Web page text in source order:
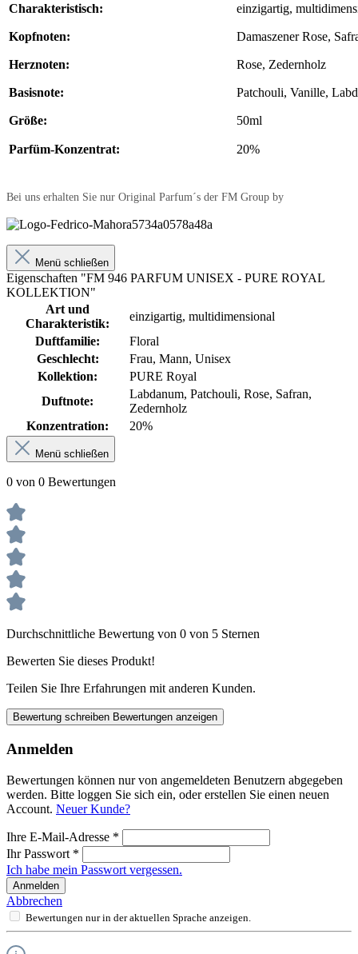
Charakteristisch: einzigartig,
Kopfnoten: Damaszener Rose,
Herznoten: Rose, Zedernholz
Basisnote: Patchouli, Vanille,
Größe: 50ml
Parfüm-Konzentrat: 20%
Bei uns erhalten Sie nur Original Parfum´s der FM Group by
Menü schließen
Eigenschaften "FM 946 PARFUM UNISEX - PURE ROYAL
KOLLEKTION"
Art und
Charakteristik:
einzigartig, multidimensional
Duftfamilie:
Floral
Geschlecht:
Frau, Mann, Unisex
Kollektion:
PURE Royal
Duftnote:
Labdanum, Patchouli, Rose, Safran,
Zedernholz
Konzentration:
20%
Menü schließen
0 von 0 Bewertungen
Durchschnittliche Bewertung von 0 von 5 Sternen
Bewerten Sie dieses Produkt!
Teilen Sie Ihre Erfahrungen mit anderen Kunden.
Bewertung schreiben Bewertungen anzeigen
Anmelden
Bewertungen können nur von angemeldeten Benutzern abgegeben
werden. Bitte loggen Sie sich ein, oder erstellen Sie einen neuen
Account. Neuer Kunde?
Ihre E-Mail-Adresse *
Ihr Passwort *
Ich habe mein Passwort vergessen.
Anmelden
Abbrechen
Bewertungen nur in der aktuellen Sprache anzeigen.